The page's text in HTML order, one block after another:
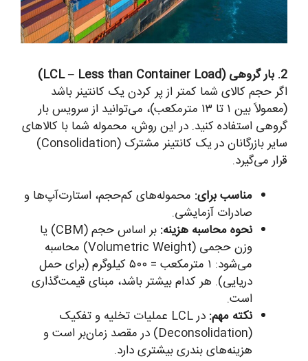
2. بار گروهی (LCL – Less than Container Load)
اگر حجم کالای شما کمتر از پر کردن یک کانتینر باشد
(معمولاً بین ۱ تا ۱۳ مترمکعب)، می‌توانید از سرویس بار
گروهی استفاده کنید. در این روش، محموله شما با کالاهای
سایر بازرگانان در یک کانتینر مشترک (Consolidation)
قرار می‌گیرد.
مناسب برای: محموله‌های کم‌حجم، استارت‌آپ‌ها و
صادرات آزمایشی.
نحوه محاسبه هزینه:
بر اساس حجم (CBM) یا
وزن حجمی (Volumetric Weight) محاسبه
می‌شود: ۱ مترمکعب = ۵۰۰ کیلوگرم (برای حمل
دریایی). هر کدام بیشتر باشد، مبنای قیمت‌گذاری
است.
نکته مهم:
در LCL عملیات تخلیه و تفکیک
(Deconsolidation) در مقصد زمان‌بر است و
هزینه‌های بندری بیشتری دارد.